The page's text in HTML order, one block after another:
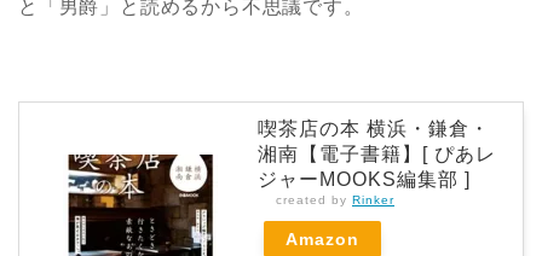
と「男爵」と読めるから不思議です。
喫茶店の本 横浜・鎌倉・
湘南【電子書籍】[ ぴあレ
ジャーMOOKS編集部 ]
created by Rinker
Amazon